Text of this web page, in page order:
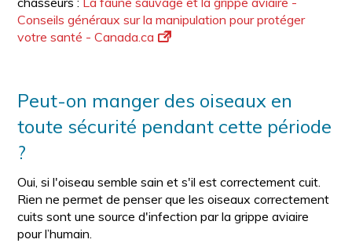
Conseils généraux sur la manipulation pour protéger
votre santé - Canada.ca
Peut-on manger des oiseaux en
toute sécurité pendant cette période
?
Oui, si l'oiseau semble sain et s'il est correctement cuit.
Rien ne permet de penser que les oiseaux correctement
cuits sont une source d'infection par la grippe aviaire
pour l’humain.